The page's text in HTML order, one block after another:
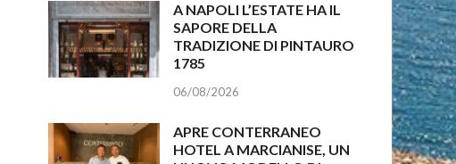
A NAPOLI L’ESTATE HA IL
SAPORE DELLA
TRADIZIONE DI PINTAURO
1785
06/08/2026
APRE CONTERRANEO
HOTEL A MARCIANISE, UN